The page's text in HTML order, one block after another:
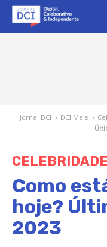
Jornal DCI › DCI Mais ›
Como
hoje?
2023